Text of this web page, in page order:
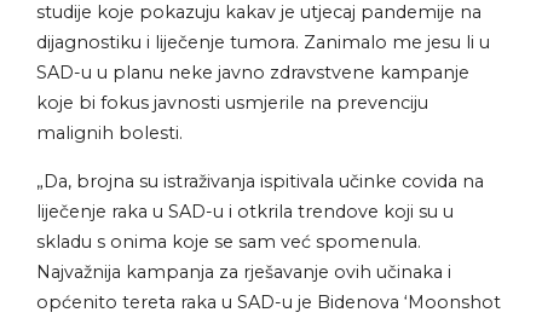
studije koje pokazuju kakav je utjecaj pandemije na
dijagnostiku i liječenje tumora. Zanimalo me jesu li u
SAD-u u planu neke javno zdravstvene kampanje
koje bi fokus javnosti usmjerile na prevenciju
malignih bolesti.
„Da, brojna su istraživanja ispitivala učinke covida na
liječenje raka u SAD-u i otkrila trendove koji su u
skladu s onima koje se sam već spomenula.
Najvažnija kampanja za rješavanje ovih učinaka i
općenito tereta raka u SAD-u je Bidenova ‘Moonshot